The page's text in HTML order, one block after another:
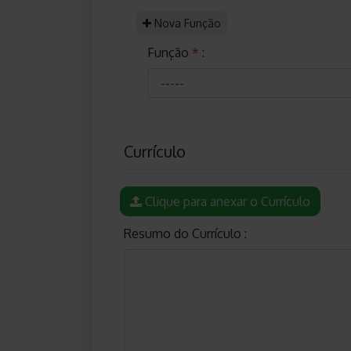
Nova Função
Função * :
Currículo
Clique para anexar o Currículo
Resumo do Currículo :